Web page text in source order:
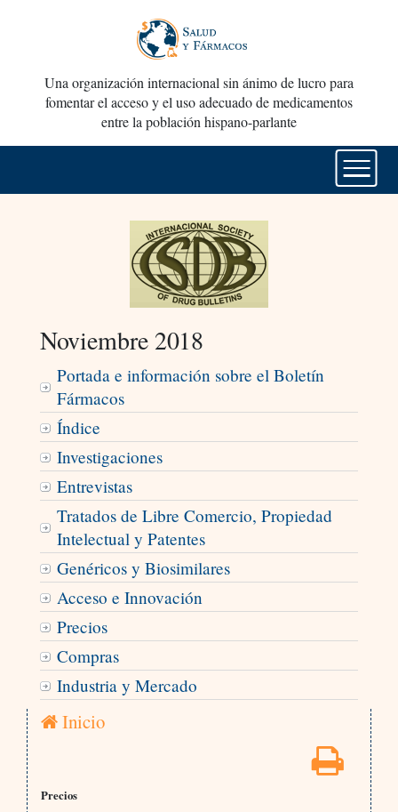
Una organización internacional sin ánimo de lucro para
fomentar el acceso y el uso adecuado de medicamentos
entre la población hispano-parlante
Noviembre 2018
Portada e información sobre el Boletín
Fármacos
Índice
Investigaciones
Entrevistas
Tratados de Libre Comercio, Propiedad
Intelectual y Patentes
Genéricos y Biosimilares
Acceso e Innovación
Precios
Compras
Industria y Mercado
Inicio
Precios